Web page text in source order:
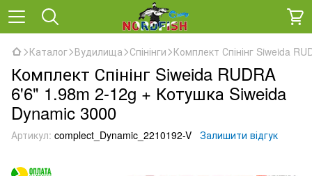
Каталог Вудилища Спінінги Комплект Спінінг Siweida
Комплект Спінінг Siweida RUDRA
6'6" 1.98m 2-12g + Котушка Siweida
Dynamic 3000
Артикул: complect_Dynamic_2210192-V Залишити відгук